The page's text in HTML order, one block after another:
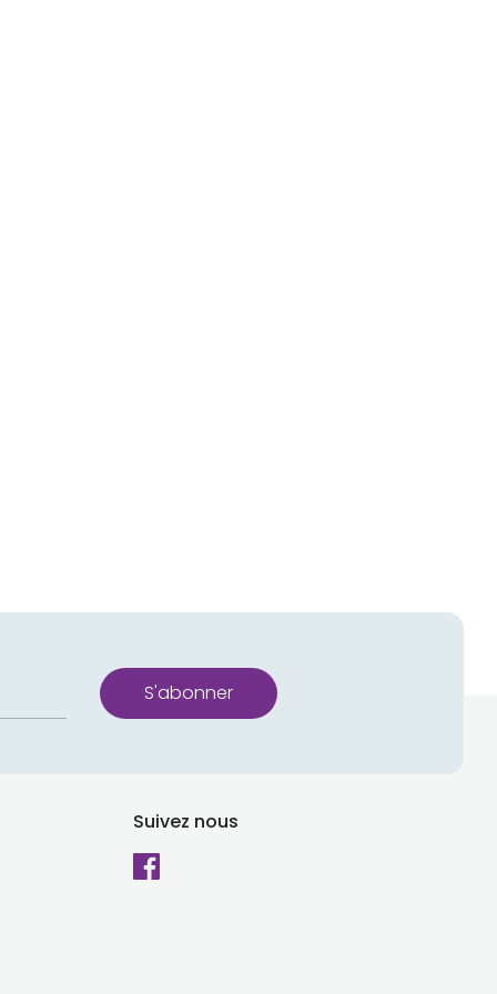
S'abonner
Suivez nous